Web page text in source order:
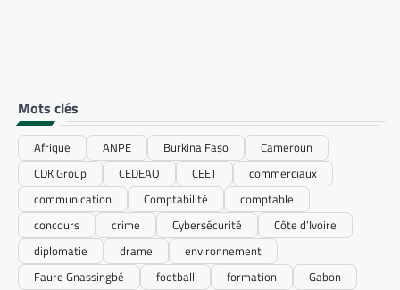
Mots clés
Afrique ANPE Burkina Faso
Cameroun
CDK Group
CEDEAO CEET
commerciaux
communication
Comptabilité
comptable
concours
crime Cybersécurité
Côte d’Ivoire
diplomatie
drame
environnement
Faure Gnassingbé
football formation
Gabon